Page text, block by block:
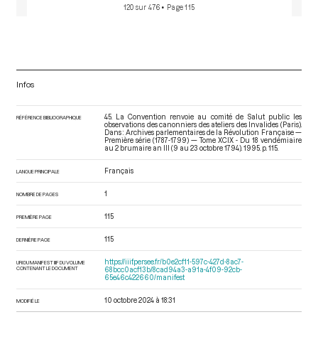
120 sur 476 • Page 115
Infos
RÉFÉRENCE BIBLIOGRAPHIQUE
45. La Convention renvoie au comité de Salut public les
observations des canonniers des ateliers des Invalides (Paris).
Dans : Archives parlementaires de la Révolution Française —
Première série (1787-1799) — Tome XCIX - Du 18 vendémiaire
au 2 brumaire an III (9 au 23 octobre 1794) . 1995. p. 115.
LANGUE PRINCIPALE Français
NOMBRE DE PAGES 1
PREMIÈRE PAGE 115
DERNIÈRE PAGE 115
URI DU MANIFEST IIIF DU VOLUME
CONTENANT LE DOCUMENT
https://iiif.persee.fr/b0e2cf11-597c-427d-8ac7-
68bcc0acf13b/8cad94a3-a91a-4f09-92cb-
65e46c422660/manifest
MODIFIÉ LE 10 octobre 2024 à 18:31